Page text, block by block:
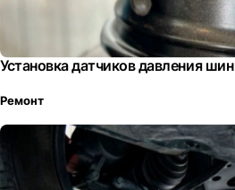
Установка датчиков давления шин
Ремонт